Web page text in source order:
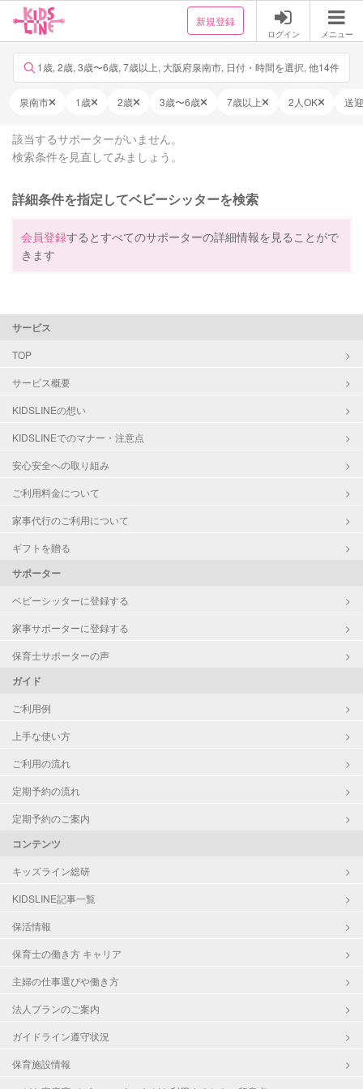
新規登録
ログイン メニュー
1歳, 2歳, 3歳〜6歳, 7歳以上, 大阪府泉南市, 日付・時間を選択, 他14件
泉南市 1歳 2歳 3歳〜6歳 7歳以上 2人OK 送
該当するサポーターがいません。
検索条件を見直してみましょう。
詳細条件を指定してベビーシッターを検索
会員登録するとすべてのサポーターの詳細情報を見ることがで
きます
サービス
TOP
サービス概要
KIDSLINEの想い
KIDSLINEでのマナー・注意点
安心安全への取り組み
ご利用料金について
家事代行のご利用について
ギフトを贈る
サポーター
ベビーシッターに登録する
家事サポーターに登録する
保育士サポーターの声
ガイド
ご利用例
上手な使い方
ご利用の流れ
定期予約の流れ
定期予約のご案内
コンテンツ
キッズライン総研
KIDSLINE記事一覧
保活情報
保育士の働き方 キャリア
主婦の仕事選びや働き方
法人プランのご案内
ガイドライン遵守状況
保育施設情報